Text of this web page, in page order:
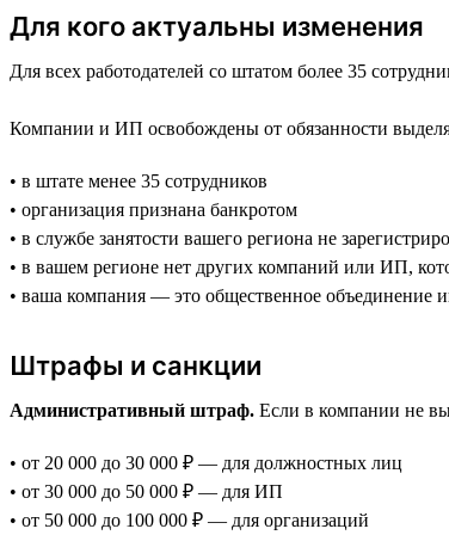
Для кого актуальны изменения
Для всех работодателей со штатом более 35
Компании и ИП освобождены от обязанности
• в штате менее 35 сотрудников
• организация признана банкротом
• в службе занятости вашего региона не
• в вашем регионе нет других компаний или ИП,
• ваша компания — это общественное объединение
Штрафы и санкции
Административный штраф. Если в компании не
• от 20 000 до 30 000 ₽ — для должностных лиц
• от 30 000 до 50 000 ₽ — для ИП
• от 50 000 до 100 000 ₽ — для организаций